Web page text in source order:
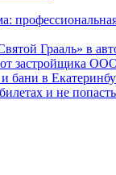
Грааль» в
застройщика
в
и не